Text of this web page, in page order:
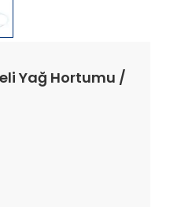
Yağ Hortumu /